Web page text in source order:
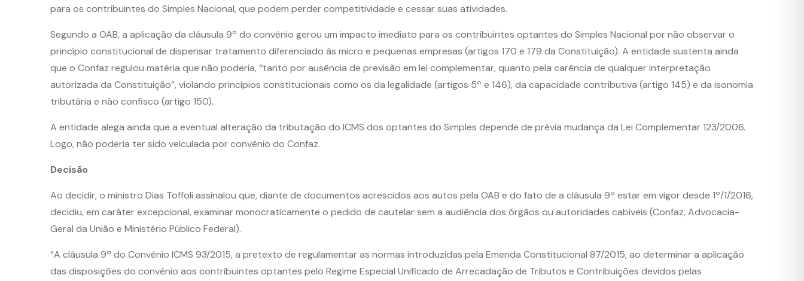
para os contribuintes do Simples Nacional, que podem perder competitividade e cessar suas atividades.
Segundo a OAB, a aplicação da cláusula 9ª do convênio gerou um impacto imediato para os contribuintes optantes do Simples Nacional por não observar o
princípio constitucional de dispensar tratamento diferenciado às micro e pequenas empresas (artigos 170 e 179 da Constituição). A entidade sustenta ainda
que o Confaz regulou matéria que não poderia, “tanto por ausência de previsão em lei complementar, quanto pela carência de qualquer interpretação
autorizada da Constituição”, violando princípios constitucionais como os da legalidade (artigos 5º e 146), da capacidade contributiva (artigo 145) e da isonomia
tributária e não confisco (artigo 150).
A entidade alega ainda que a eventual alteração da tributação do ICMS dos optantes do Simples depende de prévia mudança da Lei Complementar 123/2006.
Logo, não poderia ter sido veiculada por convênio do Confaz.
Decisão
Ao decidir, o ministro Dias Toffoli assinalou que, diante de documentos acrescidos aos autos pela OAB e do fato de a cláusula 9ª estar em vigor desde 1º/1/2016,
decidiu, em caráter excepcional, examinar monocraticamente o pedido de cautelar sem a audiência dos órgãos ou autoridades cabíveis (Confaz, Advocacia-
Geral da União e Ministério Público Federal).
“A cláusula 9ª do Convênio ICMS 93/2015, a pretexto de regulamentar as normas introduzidas pela Emenda Constitucional 87/2015, ao determinar a aplicação
das disposições do convênio aos contribuintes optantes pelo Regime Especial Unificado de Arrecadação de Tributos e Contribuições devidos pelas